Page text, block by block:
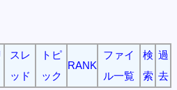
スレ
ッド
トピ
ック
RANK
ファイ
ル一覧
検
索
過
去